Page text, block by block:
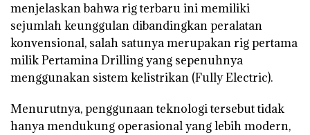
menjelaskan bahwa rig terbaru ini memiliki
sejumlah keunggulan dibandingkan peralatan
konvensional, salah satunya merupakanrig pertama
milik Pertamina Drilling yang sepenuhnya
menggunakan sistem kelistrikan (Fully Electric).
Menurutnya, penggunaan teknologi tersebut tidak
hanya mendukung operasional yang lebih modern,